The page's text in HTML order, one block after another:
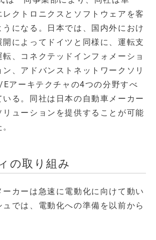
クトロニクスとソフトウェアを客
うになる。日本では、国内外におけ
開によってドイツと同様に、運転支
、コネクテッドインフォメーショ
ン、アドバンストネットワークソリ
Eアーキテクチャの4つの分野すべ
いる。同社は日本の自動車メーカー
リューションを提供することが可能
の取り組み
カーは急速に電動化に向けて動い
では、電動化への準備を以前から